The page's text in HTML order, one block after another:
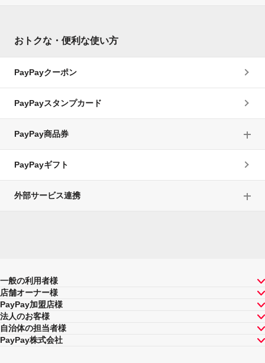
おトクな・便利な使い方
PayPayクーポン
PayPayスタンプカード
PayPay商品券
PayPayギフト
外部サービス連携
一般の利用者様
店舗オーナー様
PayPay加盟店様
法人のお客様
自治体の担当者様
PayPay株式会社